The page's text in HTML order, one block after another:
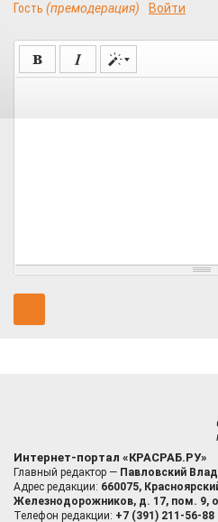
Гость (премодерация) Войти
Интернет-портал «КРАСРАБ.РУ»
Главный редактор — Павловский
Адрес редакции: 660075,
Железнодорожников, д. 17, пом. 9,
Телефон редакции: +7 (391) 211-56-88